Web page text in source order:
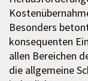
Besonders
konsequenten
allen Bereichen
die allgemeine